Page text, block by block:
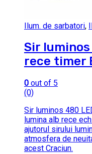
Ilum. de sarbatori,
Sir
rece timer
0 out of 5
(0)
Sir luminos 480
lumina alb rece
ajutorul sirului
atmosfera de
acest Craciun.